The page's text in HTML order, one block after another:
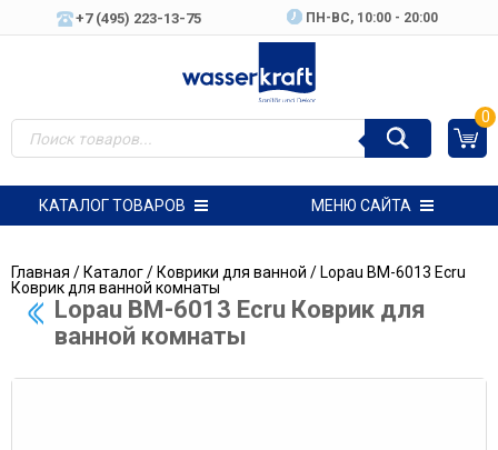
+7 (495) 223-13-75 ПН-ВC, 10:00 - 20:00
0
КАТАЛОГ ТОВАРОВ МЕНЮ САЙТА
Главная /Каталог/Коврики для ванной / Lopau BM-6013 Ecru
Коврик для ванной комнаты
Lopau BM-6013 Ecru Коврик для
ванной комнаты